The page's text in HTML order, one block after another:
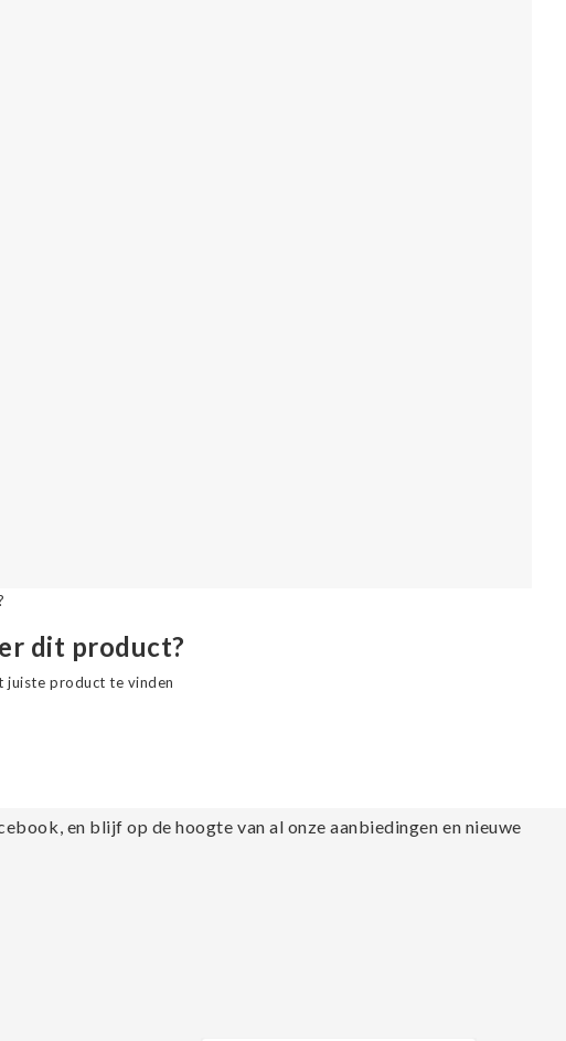
dit product?
juiste product te vinden
en blijf op de hoogte van al onze aanbiedingen en nieuwe